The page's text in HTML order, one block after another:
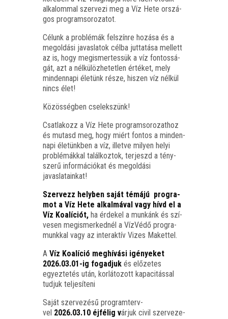
alka­lom­mal szer­ve­zi meg a Víz Hete orszá­
gos programsorozatot.
Célunk a prob­lé­mák fel­szín­re hozá­sa és a
meg­ol­dá­si javas­la­tok cél­ba jut­ta­tá­sa mel­lett
az is, hogy meg­is­mer­tes­sük a víz fon­tos­sá­
gát, azt a nél­kü­löz­he­tet­len érté­ket, mely
min­den­na­pi éle­tünk része, hiszen víz nél­kül
nincs élet!
Közös­ség­ben cselekszünk!
Csat­la­kozz a Víz Hete prog­ram­so­ro­zat­hoz
és mutasd meg, hogy miért fon­tos a min­den­
na­pi éle­tünk­ben a víz, illet­ve milyen helyi
prob­lé­mák­kal talál­koz­tok, ter­jeszd a tény­
sze­rű infor­má­ci­ó­kat és meg­ol­dá­si
javaslatainkat!
Szer­vezz hely­ben saját témá­jú prog­ra­
mot a Víz Hete alkal­má­val vagy hívd el a
Víz Koa­lí­ci­ót, ha érde­kel a mun­kánk és szí­
ve­sen meg­is­mer­ked­nél a Víz­Vé­dő prog­ra­
munk­kal vagy az inter­ak­tív Vizes Makettel.
A Víz Koa­lí­ció meg­hí­vá­si igé­nye­ket
2026.03.01-ig fogad­juk és elő­ze­tes
egyez­te­tés után, kor­lá­to­zott kapa­ci­tás­sal
tud­juk teljesíteni
Saját szer­ve­zé­sű prog­ram­terv­
vel 2026.03.10 éjfé­lig várjuk civil szer­ve­ze­